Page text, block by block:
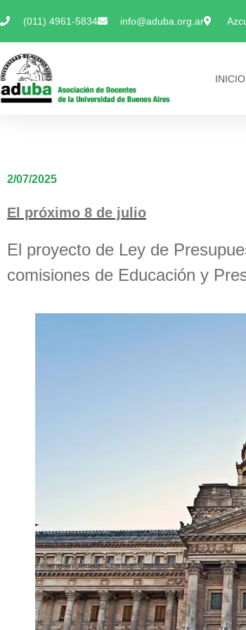
(011) 4961-5834 info@aduba.org.ar
INICIO
2/07/2025
El próximo 8 de julio
El proyecto de Ley de
comisiones de Educación y